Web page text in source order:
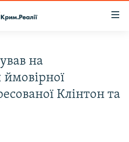
на
Клінтон та